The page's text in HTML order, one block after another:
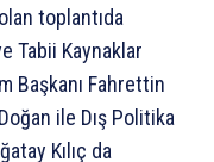
toplantıda
Tabii Kaynaklar
Başkanı Fahrettin
ile Dış Politika
Kılıç da